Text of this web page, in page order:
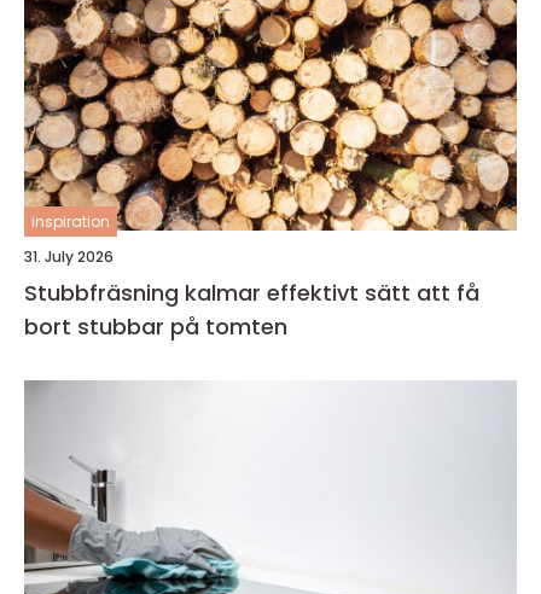
inspiration
31. July 2026
Stubbfräsning kalmar effektivt sätt att få
bort stubbar på tomten